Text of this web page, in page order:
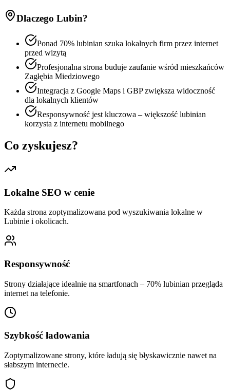
Dlaczego Lubin?
Ponad 70% lubinian szuka lokalnych firm przez internet
przed wizytą
Profesjonalna strona buduje zaufanie wśród mieszkańców
Zagłębia Miedziowego
Integracja z Google Maps i GBP zwiększa widoczność
dla lokalnych klientów
Responsywność jest kluczowa – większość lubinian
korzysta z internetu mobilnego
Co zyskujesz?
Lokalne SEO w cenie
Każda strona zoptymalizowana pod wyszukiwania lokalne w
Lubinie i okolicach.
Responsywność
Strony działające idealnie na smartfonach – 70% lubinian przegląda
internet na telefonie.
Szybkość ładowania
Zoptymalizowane strony, które ładują się błyskawicznie nawet na
słabszym internecie.